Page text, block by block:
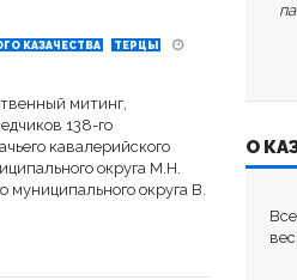
КАЗАЧЕСТВА ТЕРЦЫ
митинг,
138-го
кавалерийского
округа М.Н.
муниципального округа В.
О